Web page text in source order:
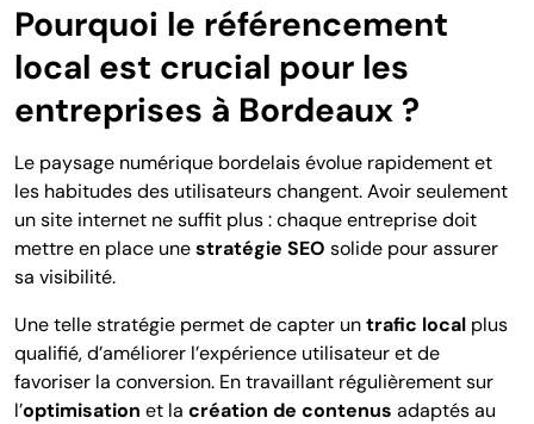
Pourquoi le référencement
local est crucial pour les
entreprises à Bordeaux ?
Le paysage numérique bordelais évolue rapidement et
les habitudes des utilisateurs changent. Avoir seulement
un site internet ne suffit plus : chaque entreprise doit
mettre en place unestratégie SEO solide pour assurer
sa visibilité.
Une telle stratégie permet de capter untrafic local plus
qualifié, d’améliorer l’expérience utilisateur et de
favoriser la conversion. En travaillant régulièrement sur
l’optimisation et la création de contenus adaptés au